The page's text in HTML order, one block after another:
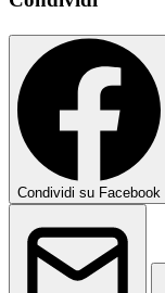
Condividi su Facebook